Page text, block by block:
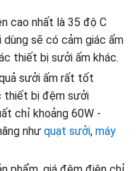
cao nhất là 35 độ C
sẽ có cảm giác ấm
thiết bị sưởi ấm khác.
sưởi ấm rất tốt
thiết bị đệm sưởi
chỉ khoảng 60W -
như quạt sưởi, máy